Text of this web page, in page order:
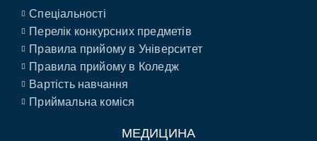
Спеціальності
Перелік конкурсних предметів
Правила прийому в Університет
Правила прийому в Коледж
Вартість навчання
Приймальна коміся
МЕДИЦИНА